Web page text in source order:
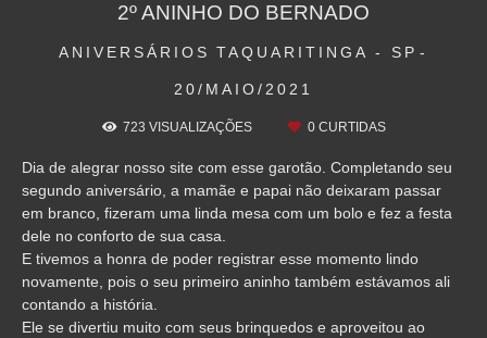
ANIVERSÁRIOS TAQUARITINGA - SP
20/MAIO/2021
2º ANINHO DO BERNADO
723 VISUALIZAÇÕES 0CURTIDAS
Dia de alegrar nosso site com esse garotão. Completando seu
segundo aniversário, a mamãe e papai não deixaram passar
em branco, fizeram uma linda mesa com um bolo e fez a festa
dele no conforto de sua casa.
E tivemos a honra de poder registrar esse momento lindo
novamente, pois o seu primeiro aninho também estávamos ali
contando a história.
Ele se divertiu muito com seus brinquedos e aproveitou ao